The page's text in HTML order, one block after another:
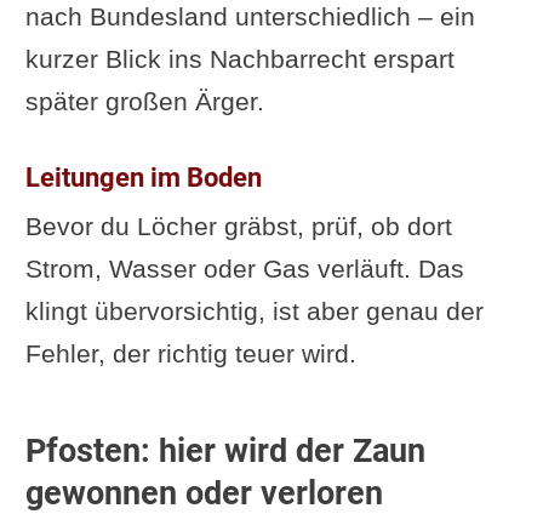
nach Bundesland unterschiedlich – ein
kurzer Blick ins Nachbarrecht erspart
später großen Ärger.
Leitungen im Boden
Bevor du Löcher gräbst, prüf, ob dort
Strom, Wasser oder Gas verläuft. Das
klingt übervorsichtig, ist aber genau der
Fehler, der richtig teuer wird.
Pfosten: hier wird der Zaun
gewonnen oder verloren